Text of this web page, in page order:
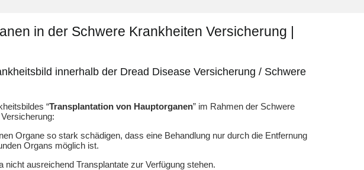
in der Schwere Krankheiten Versicherung |
innerhalb der Dread Disease Versicherung / Schwere
“Transplantation von Hauptorganen” im Rahmen der Schwere
Organe so stark schädigen, dass eine Behandlung nur durch die Entfernung
Organs möglich ist.
nicht ausreichend Transplantate zur Verfügung stehen.